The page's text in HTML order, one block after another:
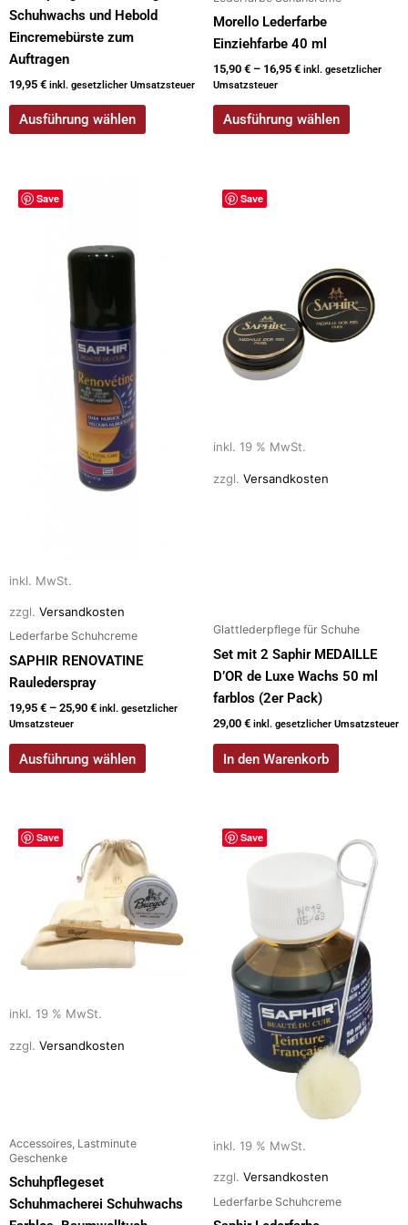
Schuhwachs und Hebold
Eincremebürste zum
Auftragen
19,95 € inkl. gesetzlicher Umsatzsteuer
Ausführung wählen
Morello Lederfarbe
Einziehfarbe 40 ml
15,90 € – 16,95 € inkl. gesetzlicher
Umsatzsteuer
Ausführung wählen
Save
inkl. MwSt.
zzgl. Versandkosten
Lederfarbe Schuhcreme
SAPHIR RENOVATINE
Raulederspray
19,95 € – 25,90 € inkl. gesetzlicher
Umsatzsteuer
Ausführung wählen
Dieses
Produkt
Produktseite
Save
inkl. 19 % MwSt.
zzgl. Versandkosten
Glattlederpflege für Schuhe
Set mit 2 Saphir MEDAILLE
D’OR de Luxe Wachs 50 ml
farblos (2er Pack)
29,00 € inkl. gesetzlicher Umsatzsteuer
In den Warenkorb
Save
inkl. 19 % MwSt.
zzgl. Versandkosten
Accessoires, Lastminute
Geschenke
Schuhpflegeset
Schuhmacherei Schuhwachs
Save
inkl. 19 % MwSt.
zzgl. Versandkosten
Lederfarbe Schuhcreme